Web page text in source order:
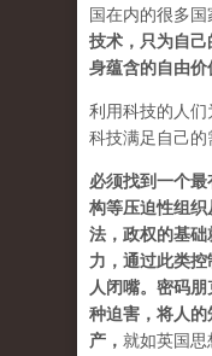
国在内的很多国
技术，只为自
身蕴含的自由价
利用科技的人们
科技满足自己的
必须找到一个
构等压迫性组
法，政权的基
力，通过此类
人闭嘴。密码
种迫害，将人
产 ， 就如英国思